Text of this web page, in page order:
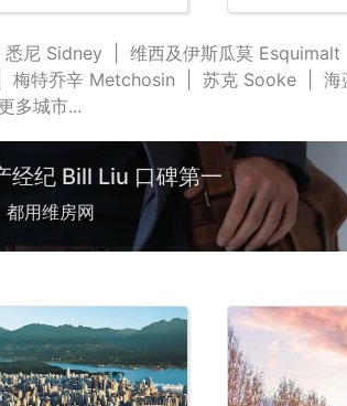
悉尼 Sidney 维西及伊斯瓜莫 Esquimalt
梅特乔辛 Metchosin 苏克 Sooke 海
更多城市...
经纪 Bill Liu 口碑第一
都用维房网